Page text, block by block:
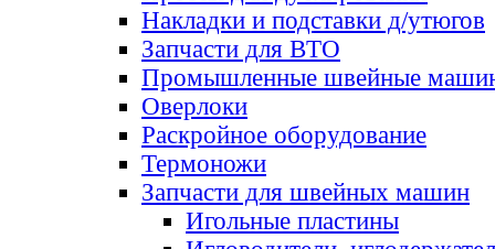
Накладки и подставки д/утюгов
Запчасти для ВТО
Промышленные швейные
Оверлоки
Раскройное оборудование
Термоножи
Запчасти для швейных машин
Игольные пластины